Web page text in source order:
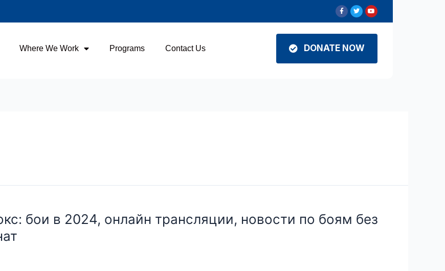
Where We Work Programs Contact Us DONATE NOW
бои в 2024, онлайн трансляции, новости по боям без